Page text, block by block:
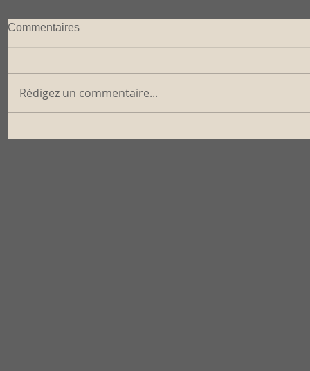
Commentaires
Rédigez un commentaire...